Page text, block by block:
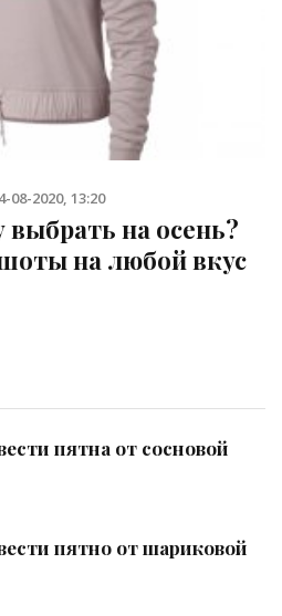
Подбор фитнес
бюстгальтера для
пятна от сосновой
пятно от шариковой